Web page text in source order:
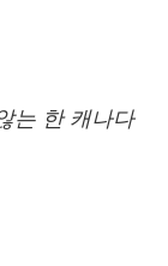
는 한 캐나다